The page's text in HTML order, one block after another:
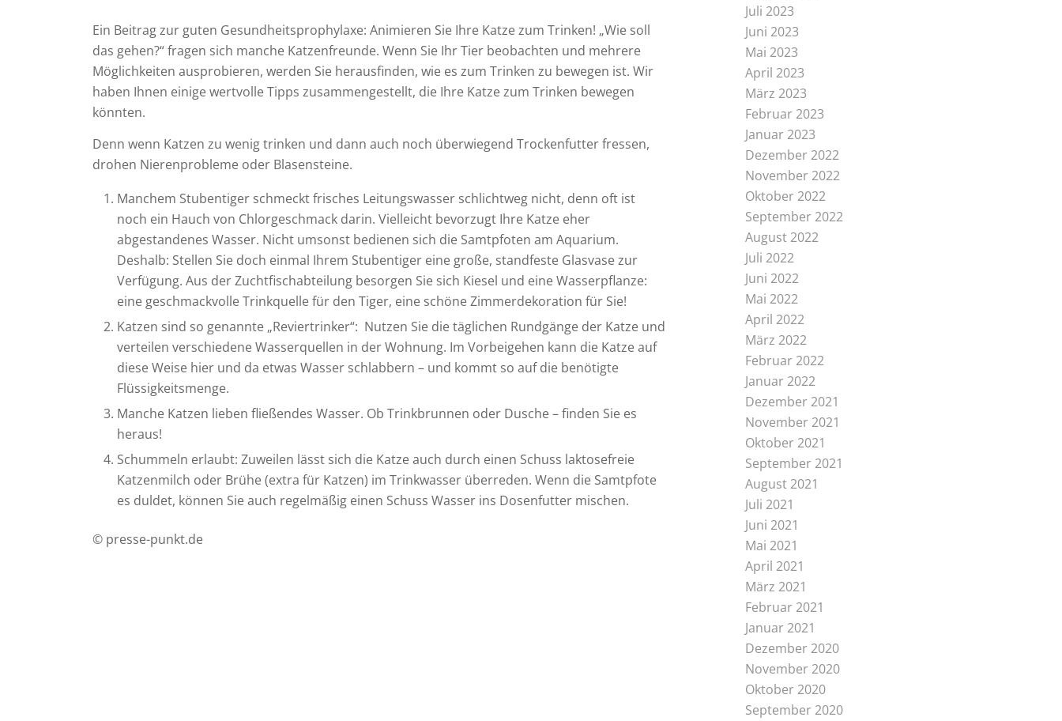
Ein Beitrag zur guten Gesundheitsprophylaxe: Animieren Sie Ihre Katze zum Trinken! „Wie soll
das gehen?“ fragen sich manche Katzenfreunde. Wenn Sie Ihr Tier beobachten und mehrere
Möglichkeiten ausprobieren, werden Sie herausfinden, wie es zum Trinken zu bewegen ist. Wir
haben Ihnen einige wertvolle Tipps zusammengestellt, die Ihre Katze zum Trinken bewegen
könnten.
Denn wenn Katzen zu wenig trinken und dann auch noch überwiegend Trockenfutter fressen,
drohen Nierenprobleme oder Blasensteine.
Manchem Stubentiger schmeckt frisches Leitungswasser schlichtweg nicht, denn oft ist
noch ein Hauch von Chlorgeschmack darin. Vielleicht bevorzugt Ihre Katze eher
abgestandenes Wasser. Nicht umsonst bedienen sich die Samtpfoten am Aquarium.
Deshalb: Stellen Sie doch einmal Ihrem Stubentiger eine große, standfeste Glasvase zur
Verfügung. Aus der Zuchtfischabteilung besorgen Sie sich Kiesel und eine Wasserpflanze:
eine geschmackvolle Trinkquelle für den Tiger, eine schöne Zimmerdekoration für Sie!
Katzen sind so genannte „Reviertrinker“: Nutzen Sie die täglichen Rundgänge der Katze und
verteilen verschiedene Wasserquellen in der Wohnung. Im Vorbeigehen kann die Katze auf
diese Weise hier und da etwas Wasser schlabbern – und kommt so auf die benötigte
Flüssigkeitsmenge.
Manche Katzen lieben fließendes Wasser. Ob Trinkbrunnen oder Dusche – finden Sie es
heraus!
Schummeln erlaubt: Zuweilen lässt sich die Katze auch durch einen Schuss laktosefreie
Katzenmilch oder Brühe (extra für Katzen) im Trinkwasser überreden. Wenn die Samtpfote
es duldet, können Sie auch regelmäßig einen Schuss Wasser ins Dosenfutter mischen.
© presse-punkt.de
Juli 2023
Juni 2023
Mai 2023
April 2023
März 2023
Februar 2023
Januar 2023
Dezember 2022
November 2022
Oktober 2022
September 2022
August 2022
Juli 2022
Juni 2022
Mai 2022
April 2022
März 2022
Februar 2022
Januar 2022
Dezember 2021
November 2021
Oktober 2021
September 2021
August 2021
Juli 2021
Juni 2021
Mai 2021
April 2021
März 2021
Februar 2021
Januar 2021
Dezember 2020
November 2020
Oktober 2020
September 2020